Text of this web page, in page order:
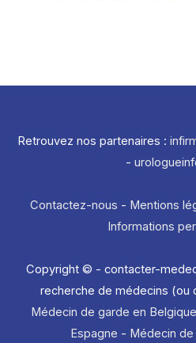
Retrouvez nos partenaires :
-
Contactez-nous - Mentions
Informations
Copyright © - contacter-
recherche de médecins (ou
Médecin de garde en Belgique
Espagne - Médecin